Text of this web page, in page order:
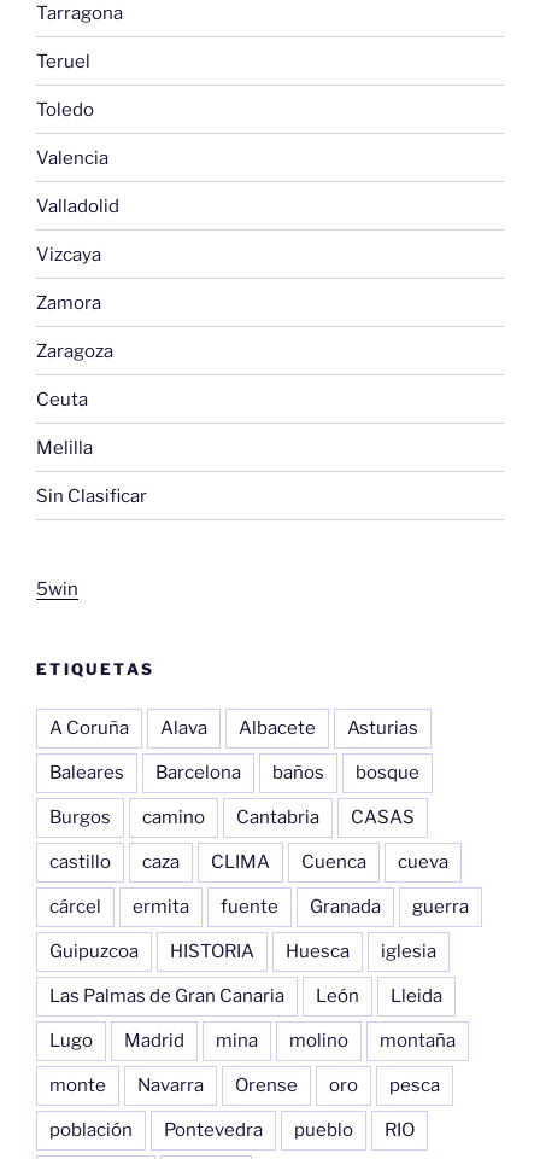
Tarragona
Teruel
Toledo
Valencia
Valladolid
Vizcaya
Zamora
Zaragoza
Ceuta
Melilla
Sin Clasificar
5win
ETIQUETAS
A Coruña Alava Albacete Asturias
Baleares Barcelona baños bosque
Burgos camino Cantabria CASAS
castillo caza CLIMA Cuenca cueva
cárcel ermita fuente Granada guerra
Guipuzcoa HISTORIA Huesca iglesia
Las Palmas de Gran Canaria León Lleida
Lugo Madrid mina molino montaña
monte Navarra Orense oro pesca
población Pontevedra pueblo RIO